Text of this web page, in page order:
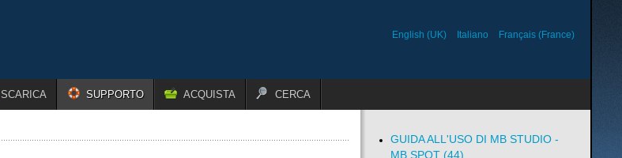
English (UK) Italiano Français (France)
SCARICA SUPPORTO ACQUISTA CERCA
GUIDA ALL'USO DI MB STUDIO -
MB SPOT (44)